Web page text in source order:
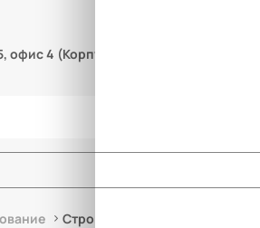
офис 4 (Корпус 15/3В)
Строительные пылесосы